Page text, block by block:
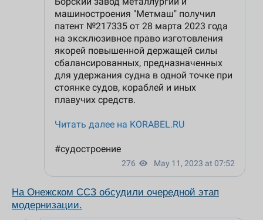
На Онежском ССЗ обсудили очередной этап
модернизации.